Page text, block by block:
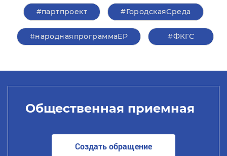
#партпроект #ГородскаяСреда
#народнаяпрограммаЕР #ФКГС
Общественная приемная
Создать обращение